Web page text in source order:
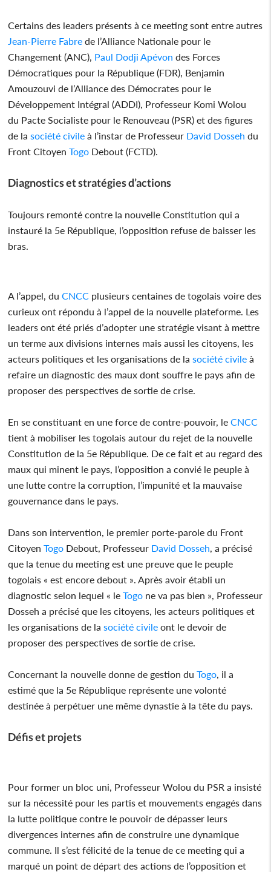
Certains des leaders présents à ce meeting sont entre autres
Jean-Pierre Fabre de l’Alliance Nationale pour le
Changement (ANC), Paul Dodji Apévon des Forces
Démocratiques pour la République (FDR), Benjamin
Amouzouvi de l’Alliance des Démocrates pour le
Développement Intégral (ADDI), Professeur Komi Wolou
du Pacte Socialiste pour le Renouveau (PSR) et des figures
de la société civile à l’instar de Professeur David Dosseh du
Front CitoyenTogo Debout (FCTD).
Diagnostics et stratégies d’actions
Toujours remonté contre la nouvelle Constitution qui a
instauré la 5e République, l’opposition refuse de baisser les
bras.
A l’appel, du CNCC plusieurs centaines de togolais voire des
curieux ont répondu à l’appel de la nouvelle plateforme. Les
leaders ont été priés d’adopter une stratégie visant à mettre
un terme aux divisions internes mais aussi les citoyens, les
acteurs politiques et les organisations de la société civile à
refaire un diagnostic des maux dont souffre le pays afin de
proposer des perspectives de sortie de crise.
En se constituant en une force de contre-pouvoir, le CNCC
tient à mobiliser les togolais autour du rejet de la nouvelle
Constitution de la 5e République. De ce fait et au regard des
maux qui minent le pays, l’opposition a convié le peuple à
une lutte contre la corruption, l’impunité et la mauvaise
gouvernance dans le pays.
Dans son intervention, le premier porte-parole du Front
CitoyenTogo Debout, Professeur David Dosseh , a précisé
que la tenue du meeting est une preuve que le peuple
togolais « est encore debout ». Après avoir établi un
diagnostic selon lequel « leTogo ne va pas bien », Professeur
Dosseh a précisé que les citoyens, les acteurs politiques et
les organisations de la société civile ont le devoir de
proposer des perspectives de sortie de crise.
Concernant la nouvelle donne de gestion duTogo , il a
estimé que la 5e République représente une volonté
destinée à perpétuer une même dynastie à la tête du pays.
Défis et projets
Pour former un bloc uni, Professeur Wolou du PSR a insisté
sur la nécessité pour les partis et mouvements engagés dans
la lutte politique contre le pouvoir de dépasser leurs
divergences internes afin de construire une dynamique
commune. Il s’est félicité de la tenue de ce meeting qui a
marqué un point de départ des actions de l’opposition et